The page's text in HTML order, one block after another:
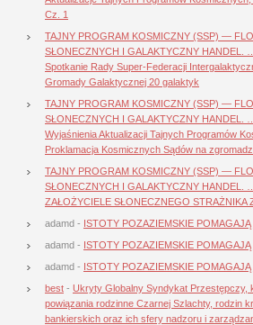
Cz. 1
TAJNY PROGRAM KOSMICZNY (SSP) —
SŁONECZNYCH I GALAKTYCZNY HANDEL.
Spotkanie Rady Super-Federacji
Gromady Galaktycznej 20 galaktyk
TAJNY PROGRAM KOSMICZNY (SSP) —
SŁONECZNYCH I GALAKTYCZNY HANDEL.
Wyjaśnienia Aktualizacji Tajnych Programów
Proklamacja Kosmicznych Sądów na
TAJNY PROGRAM KOSMICZNY (SSP) —
SŁONECZNYCH I GALAKTYCZNY HANDEL.
ZAŁOŻYCIELE SŁONECZNEGO STRAŻNIKA
adamd - ISTOTY POZAZIEMSKIE
adamd - ISTOTY POZAZIEMSKIE
adamd - ISTOTY POZAZIEMSKIE
best - Ukryty Globalny Syndykat Przestępczy,
powiązania rodzinne Czarnej Szlachty, rodzin
bankierskich oraz ich sfery nadzoru i